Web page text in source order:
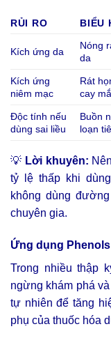
RỦI RO BIỂU
Kích ứng da
Nóng
da
Kích ứng
niêm mạc
Rát
cay
Độc tính nếu
dùng sai liều
Buồn
loạn
💡 Lời khuyên:
tỷ lệ thấp khi
không dùng
chuyên gia.
Ứng dụng
Trong nhiều thập
ngừng khám phá
tự nhiên để tăng
phụ của thuốc hóa